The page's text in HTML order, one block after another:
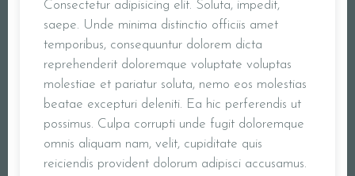
Consectetur adipisicing elit. Soluta, impedit,
saepe. Unde minima distinctio officiis amet
temporibus, consequuntur dolorem dicta
reprehenderit doloremque voluptate voluptas
molestiae et pariatur soluta, nemo eos molestias
beatae excepturi deleniti. Ea hic perferendis ut
possimus. Culpa corrupti unde fugit doloremque
omnis aliquam nam, velit, cupiditate quis
reiciendis provident dolorum adipisci accusamus.